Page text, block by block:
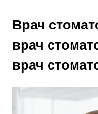
Врач
врач
врач